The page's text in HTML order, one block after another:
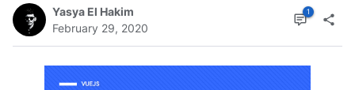
Yasya El Hakim
February 29, 2020